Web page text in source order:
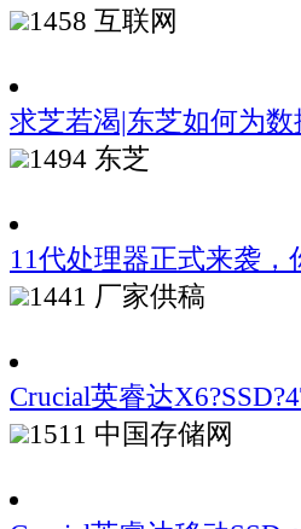
1458 互联网
求芝若渴|东芝如何为数
1494 东芝
11代处理器正式来袭，
1441 厂家供稿
Crucial英睿达
1511 中国存储网